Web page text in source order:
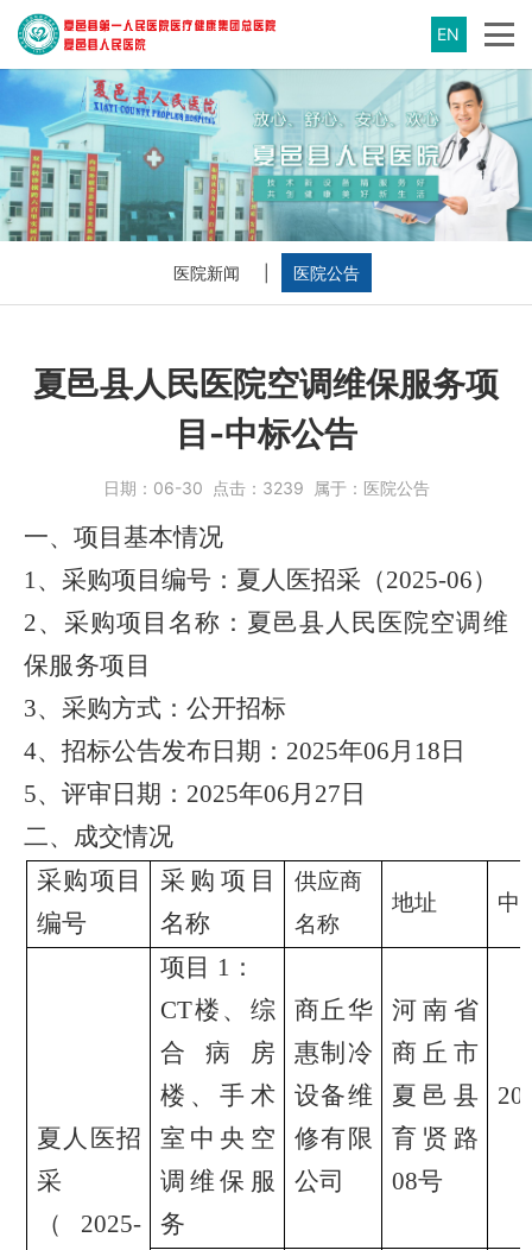
EN
医院新闻 医院公告
夏邑县人民医院空调维保服务项
目-中标公告
日期： 06-30 点击： 3239 属于： 医院公告
一、 项目基本情况
1、 采购项目编号： 夏人医招采（2025-06）
2、采购项目名称： 夏邑县人民医院空调维
保服务项目
3、采购方式：公开招标
4、招标公告发布日期：2025年06 月 18 日
5、评审日期：2025年06 月 27 日
二、 成交情况
采购项目
编号
采购项目
名称
供应商
名称
地址 中
夏人医招
采
（ 2025-
项目 1：
CT楼、综
合病房
楼、手术
室 中央空
调维保服
务
商丘华
惠制冷
设备维
修有限
公司
河南省
商丘市
夏邑县
育贤路
08号